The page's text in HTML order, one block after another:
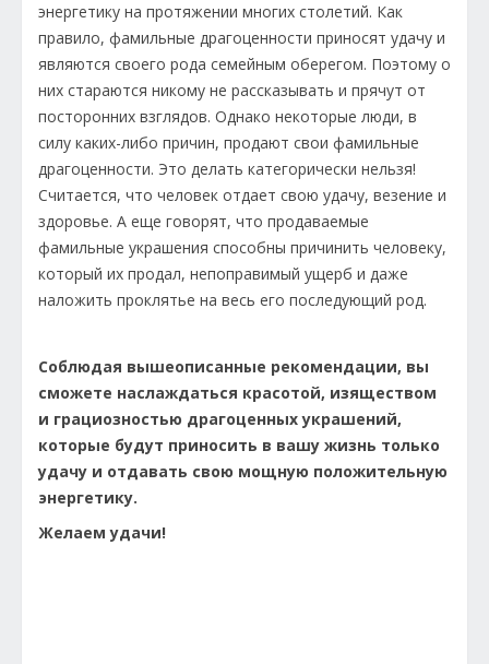
энергетику на протяжении многих столетий. Как
правило, фамильные драгоценности приносят удачу и
являются своего рода семейным оберегом. Поэтому о
них стараются никому не рассказывать и прячут от
посторонних взглядов. Однако некоторые люди, в
силу каких-либо причин, продают свои фамильные
драгоценности. Это делать категорически нельзя!
Считается, что человек отдает свою удачу, везение и
здоровье. А еще говорят, что продаваемые
фамильные украшения способны причинить человеку,
который их продал, непоправимый ущерб и даже
наложить проклятье на весь его последующий род.
Соблюдая вышеописанные рекомендации, вы
сможете наслаждаться красотой, изяществом
и грациозностью драгоценных украшений,
которые будут приносить в вашу жизнь только
удачу и отдавать свою мощную положительную
энергетику.
Желаем удачи!